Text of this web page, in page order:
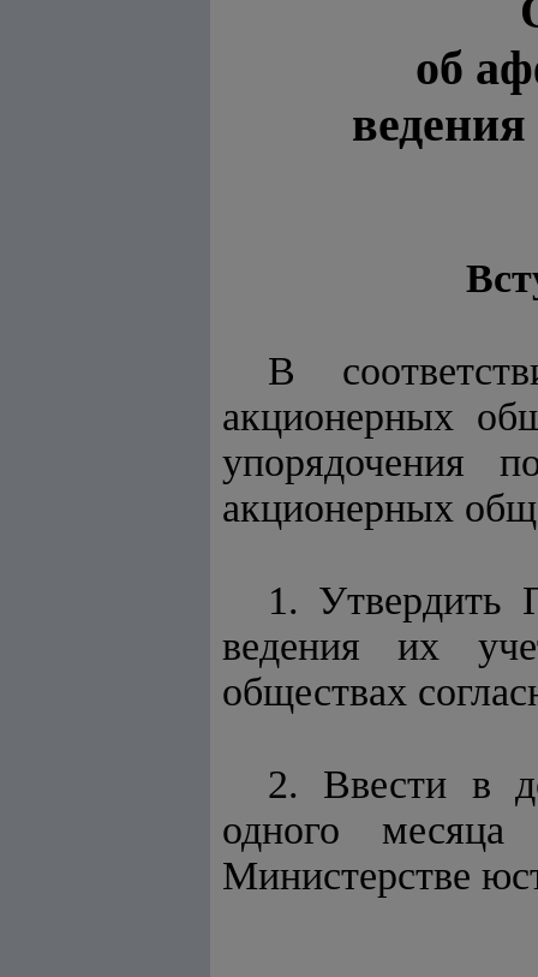
об
В
акционерных
упорядочения
акционерных
1. Утвердить
ведения их
обществах
2. Ввести в
одного
Министерстве